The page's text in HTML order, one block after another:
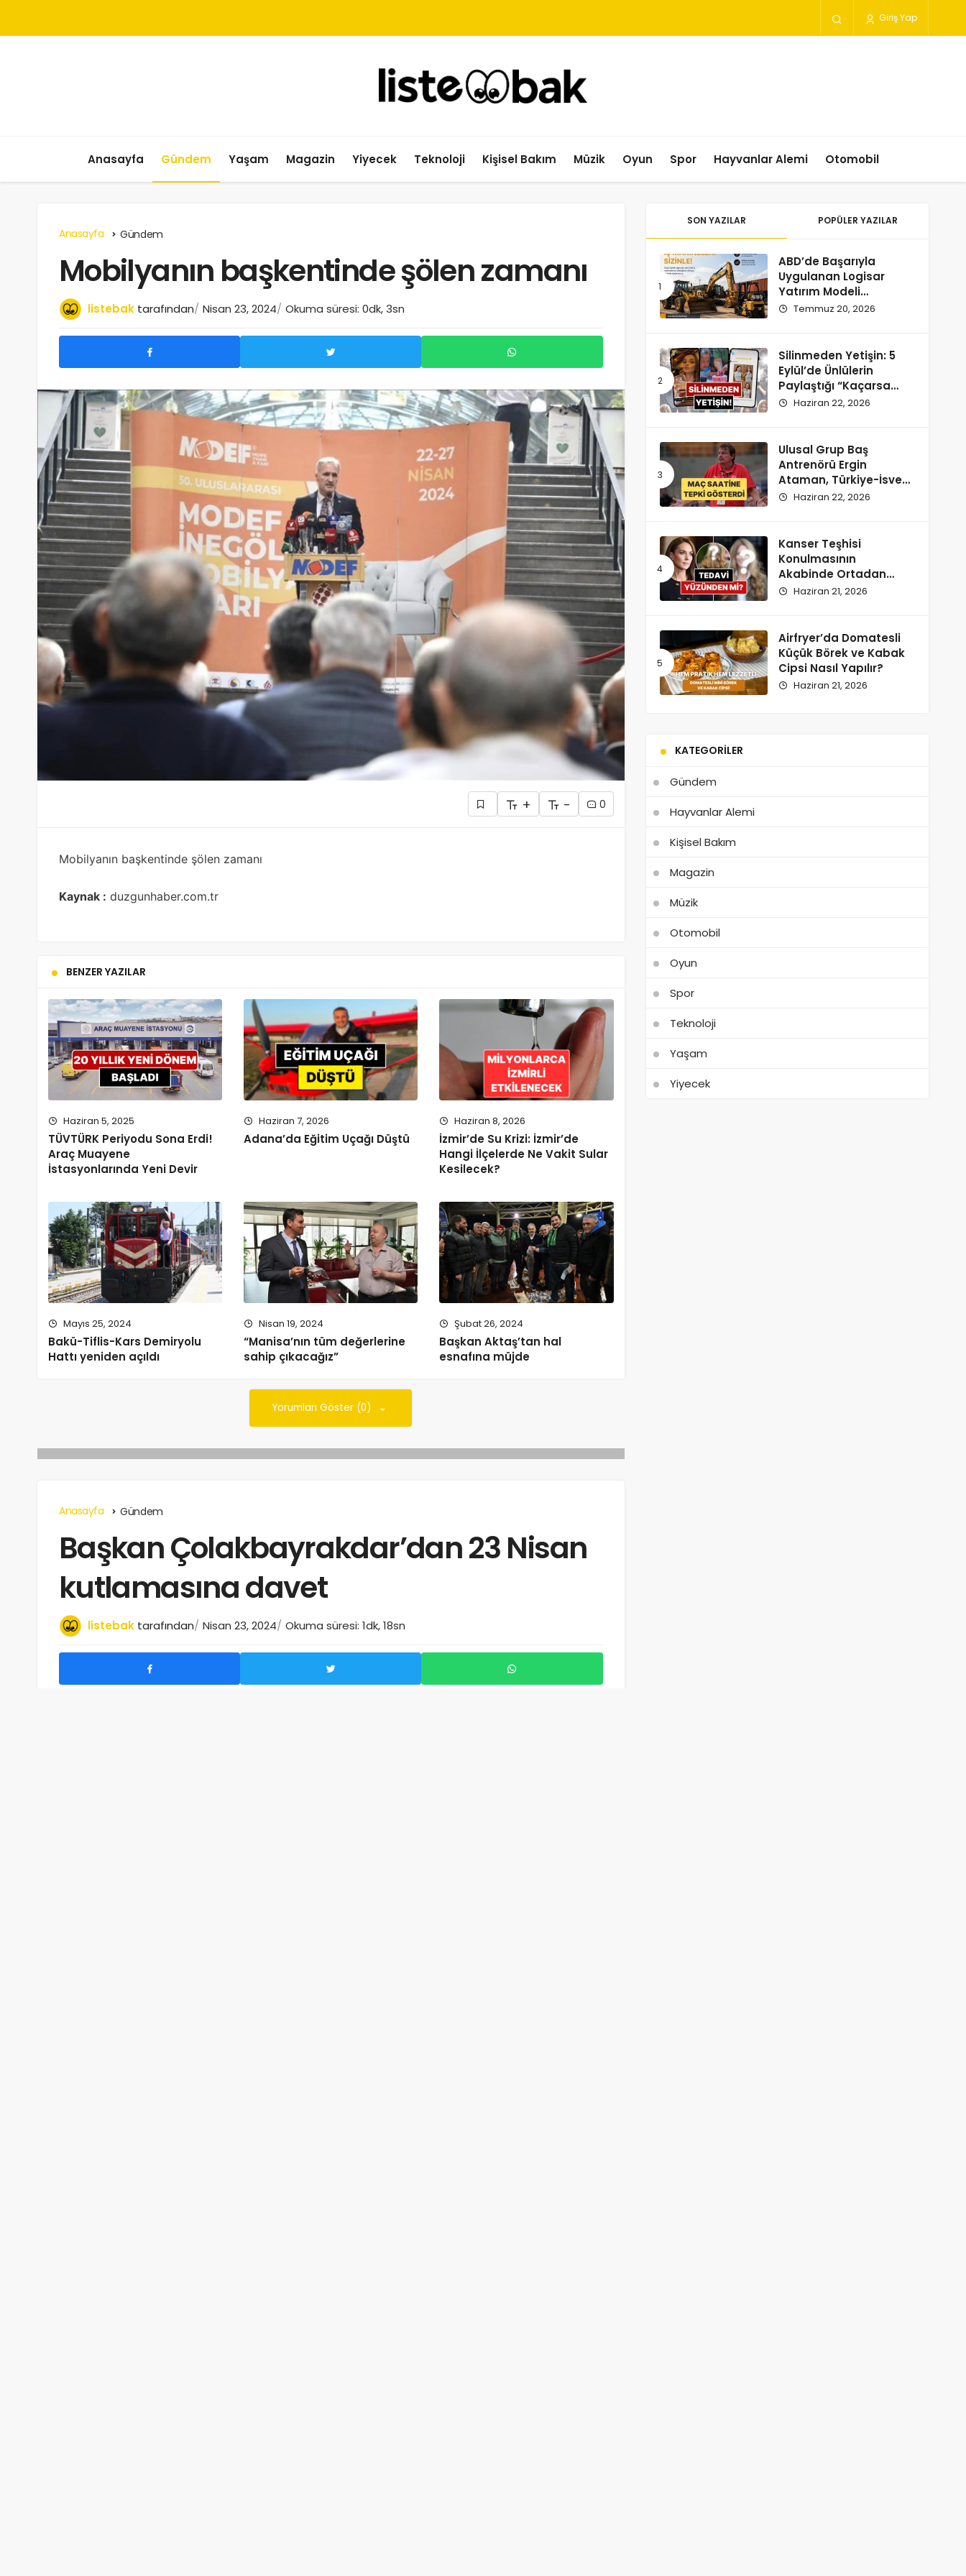
Giriş Yap
Anasayfa Gündem Yaşam Magazin Yiyecek Teknoloji Kişisel Bakım Müzik Oyun Spor Hayvanlar Alemi Otomobil
Anasayfa Gündem
Mobilyanın başkentinde şölen zamanı
listebak tarafından Nisan 23, 2024 Okuma süresi: 0dk, 3sn
+ - 0
Mobilyanın başkentinde şölen zamanı
Kaynak : duzgunhaber.com.tr
BENZER YAZILAR
Haziran 5, 2025
TÜVTÜRK Periyodu Sona Erdi!
Araç Muayene
İstasyonlarında Yeni Devir
Haziran 7, 2026
Adana’da Eğitim Uçağı Düştü
Haziran 8, 2026
İzmir’de Su Krizi: İzmir’de
Hangi İlçelerde Ne Vakit Sular
Kesilecek?
Mayıs 25, 2024
Bakü-Tiflis-Kars Demiryolu
Hattı yeniden açıldı
Nisan 19, 2024
“Manisa’nın tüm değerlerine
sahip çıkacağız”
Şubat 26, 2024
Başkan Aktaş’tan hal
esnafına müjde
Yorumları Göster (0)
Anasayfa Gündem
Başkan Çolakbayrakdar’dan 23 Nisan
kutlamasına davet
listebak tarafından Nisan 23, 2024 Okuma süresi: 1dk, 18sn
SON YAZILAR POPÜLER YAZILAR
ABD’de Başarıyla
Uygulanan Logisar
Yatırım Modeli
Türkiye’ye Geliyor
Temmuz 20, 2026
Silinmeden Yetişin: 5
Eylül’de Ünlülerin
Paylaştığı “Kaçarsa
Yazık Olur” Temalı
Haziran 22, 2026
Ulusal Grup Baş
Antrenörü Ergin
Ataman, Türkiye-İsveç
Maçı Saatine
Haziran 22, 2026
Kanser Teşhisi
Konulmasının
Akabinde Ortadan
Kaybolan Kate
Doğurdu
Haziran 21, 2026
Airfryer’da Domatesli
Küçük Börek ve Kabak
Cipsi Nasıl Yapılır?
Haziran 21, 2026
KATEGORILER
Gündem
Hayvanlar Alemi
Kişisel Bakım
Magazin
Müzik
Otomobil
Oyun
Spor
Teknoloji
Yaşam
Yiyecek